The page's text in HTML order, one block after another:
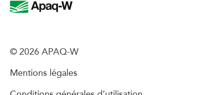
© 2026 APAQ-W
Mentions légales